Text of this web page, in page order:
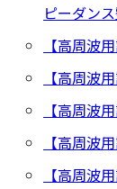
ピーダンス
【高周波
【高周波
【高周波
【高周波
【高周波